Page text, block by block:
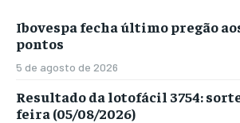
Ibovespa fecha último pregão
pontos
5 de agosto de 2026
Resultado da lotofácil 3754:
feira (05/08/2026)